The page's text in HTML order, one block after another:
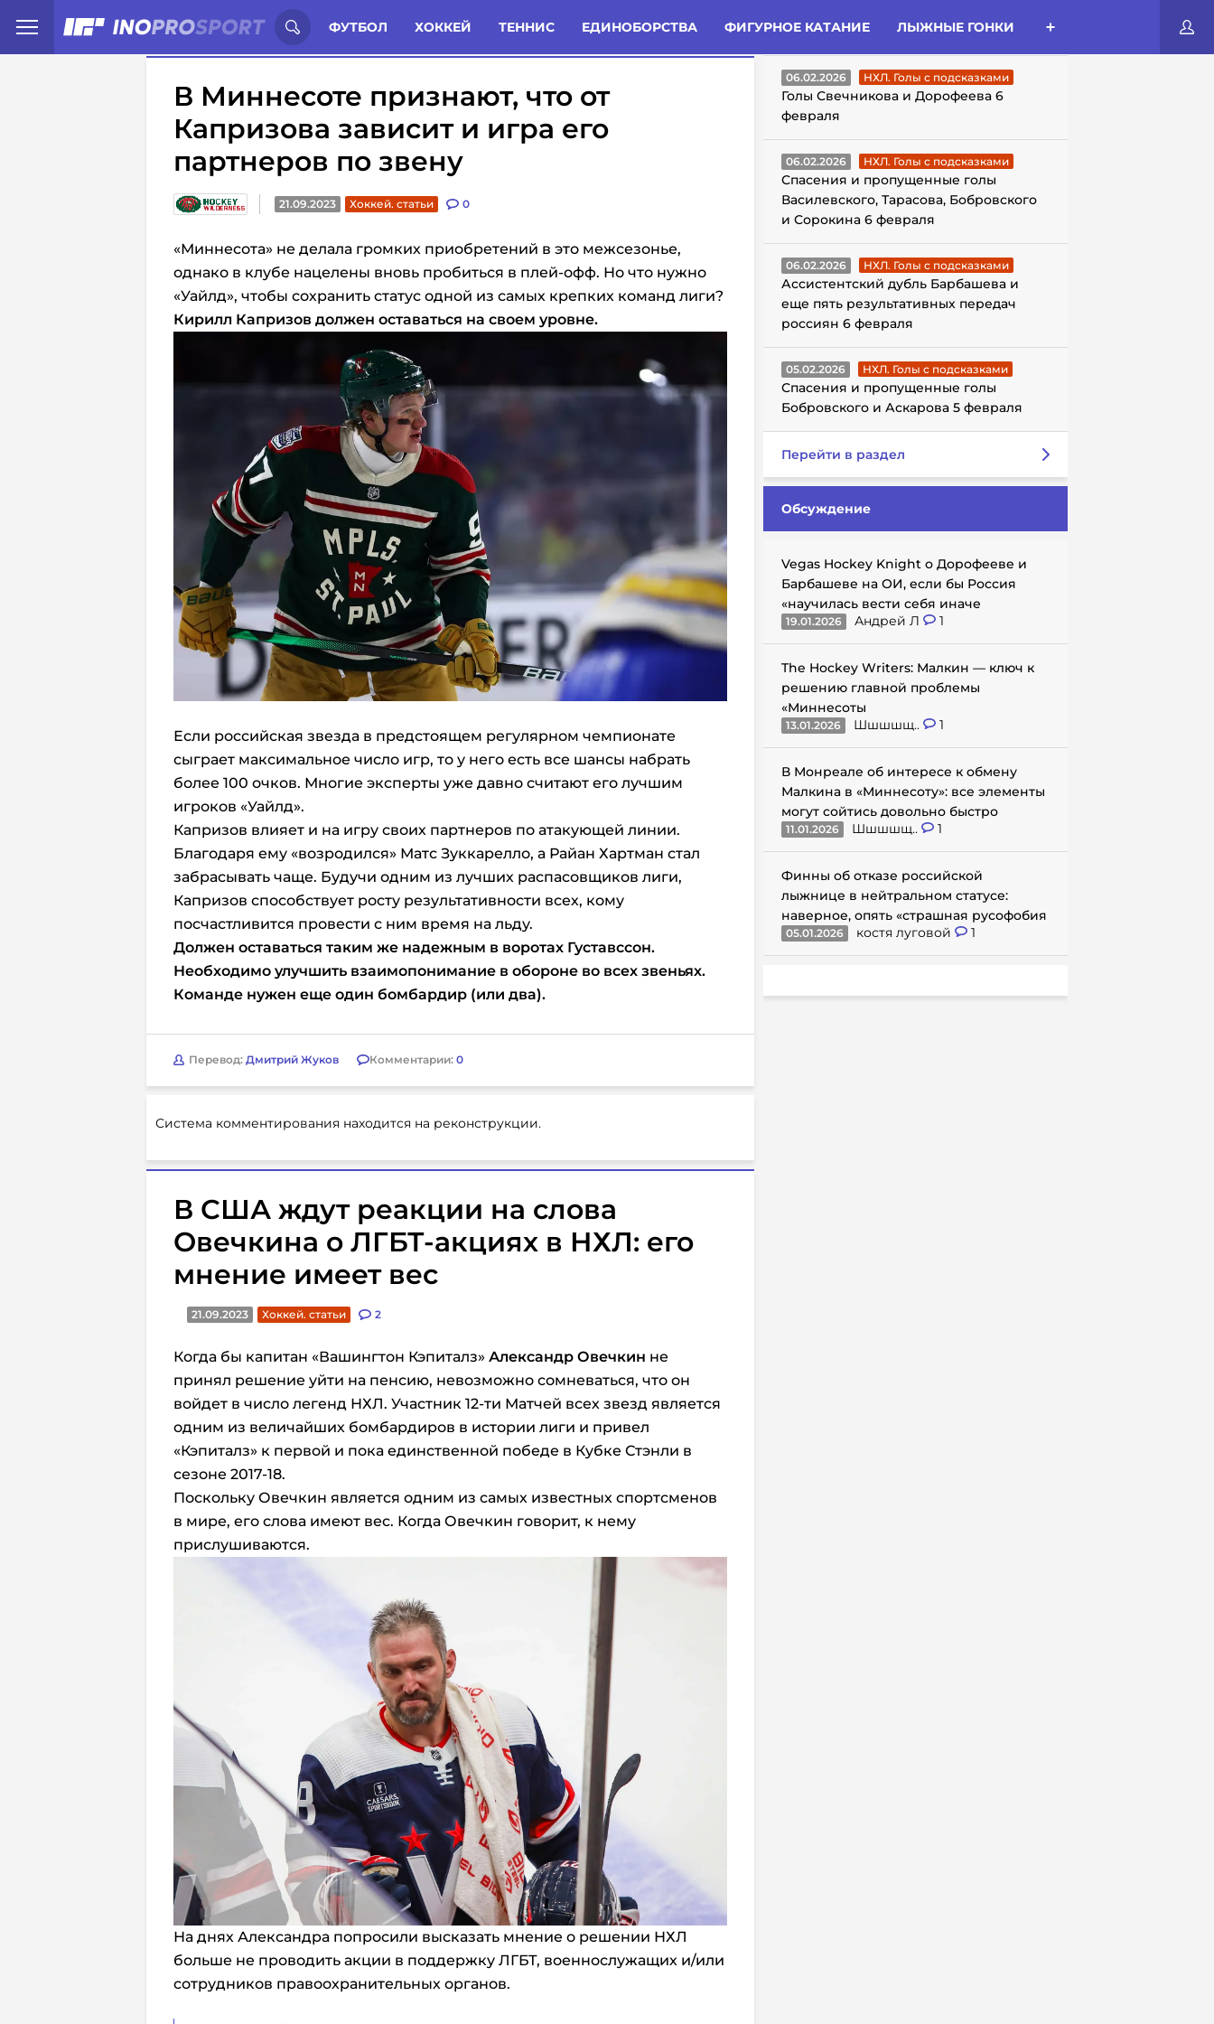
ФУТБОЛ ХОККЕЙ ТЕННИС ЕДИНОБОРСТВА ФИГУРНОЕ КАТАНИЕ ЛЫЖНЫЕ ГОНКИ
Иностранцы о спорте России: Статьи Комменты Новости
В Миннесоте признают, что от
Капризова зависит и игра его
партнеров по звену
21.09.2023 Хоккей. статьи 0
«Миннесота» не делала громких приобретений в это межсезонье,
однако в клубе нацелены вновь пробиться в плей-офф. Но что нужно
«Уайлд», чтобы сохранить статус одной из самых крепких команд лиги?
Кирилл Капризов должен оставаться на своем уровне.
Если российская звезда в предстоящем регулярном чемпионате
сыграет максимальное число игр, то у него есть все шансы набрать
более 100 очков. Многие эксперты уже давно считают его лучшим
игроков «Уайлд».
Капризов влияет и на игру своих партнеров по атакующей линии.
Благодаря ему «возродился» Матс Зуккарелло, а Райан Хартман стал
забрасывать чаще. Будучи одним из лучших распасовщиков лиги,
Капризов способствует росту результативности всех, кому
посчастливится провести с ним время на льду.
Должен оставаться таким же надежным в воротах Густавссон.
Необходимо улучшить взаимопонимание в обороне во всех звеньях.
Команде нужен еще один бомбардир (или два).
Перевод: Дмитрий Жуков Комментарии: 0
Система комментирования находится на реконструкции.
В США ждут реакции на слова
Овечкина о ЛГБТ-акциях в НХЛ: его
мнение имеет вес
21.09.2023 Хоккей. статьи 2
Когда бы капитан «Вашингтон Кэпиталз» Александр Овечкин не
принял решение уйти на пенсию, невозможно сомневаться, что он
войдет в число легенд НХЛ. Участник 12-ти Матчей всех звезд является
одним из величайших бомбардиров в истории лиги и привел
«Кэпиталз» к первой и пока единственной победе в Кубке Стэнли в
сезоне 2017-18.
Поскольку Овечкин является одним из самых известных спортсменов
в мире, его слова имеют вес. Когда Овечкин говорит, к нему
прислушиваются.
На днях Александра попросили высказать мнение о решении НХЛ
больше не проводить акции в поддержку ЛГБТ, военнослужащих и/или
сотрудников правоохранительных органов.
ГОЛЫ С ПОДСКАЗКАМИ
06.02.2026 НХЛ. Голы с подсказками
Голы Свечникова и Дорофеева 6
февраля
06.02.2026 НХЛ. Голы с подсказками
Спасения и пропущенные голы
Василевского, Тарасова, Бобровского
и Сорокина 6 февраля
06.02.2026 НХЛ. Голы с подсказками
Ассистентский дубль Барбашева и
еще пять результативных передач
россиян 6 февраля
05.02.2026 НХЛ. Голы с подсказками
Спасения и пропущенные голы
Бобровского и Аскарова 5 февраля
Перейти в раздел
Обсуждение
Vegas Hockey Knight о Дорофееве и
Барбашеве на ОИ, если бы Россия
«научилась вести себя иначе
19.01.2026 Андрей Л 1
The Hockey Writers: Малкин — ключ к
решению главной проблемы
«Миннесоты
13.01.2026 Шшшшщ.. 1
В Монреале об интересе к обмену
Малкина в «Миннесоту»: все элементы
могут сойтись довольно быстро
11.01.2026 Шшшшщ.. 1
Финны об отказе российской
лыжнице в нейтральном статусе:
наверное, опять «страшная русофобия
05.01.2026 костя луговой 1